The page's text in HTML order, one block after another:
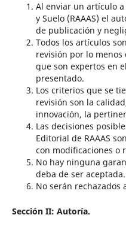
Al enviar un artículo
y Suelo (RAAAS) el
de publicación y
Todos los artículos
revisión por lo
que son expertos en
presentado.
Los criterios que se
revisión son la
innovación, la
Las decisiones
Editorial de RAAAS
con modificaciones o
No hay ninguna
deba de ser aceptada.
No serán rechazados
Sección II: Autoría.